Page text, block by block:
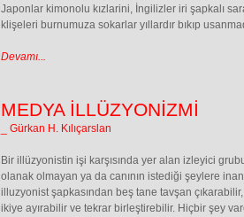
Japonlar kimonolu kızlarini, İngilizler iri şapkalı
klişeleri burnumuza sokarlar yıllardır bıkıp
Devamı...
MEDYA İLLÜZYONİZMİ
_ Gürkan H. Kılıçarslan
Bir illüzyonistin işi karşısında yer alan izleyici
olanak olmayan ya da canının istediği şeylere
illuzyonist şapkasından beş tane tavşan
ikiye ayırabilir ve tekrar birleştirebilir. Hiçbir şey